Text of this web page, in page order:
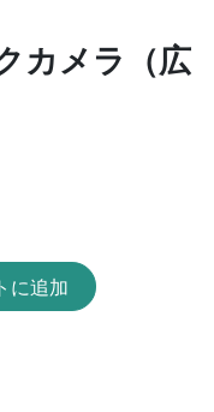
カメラ（広
に追加